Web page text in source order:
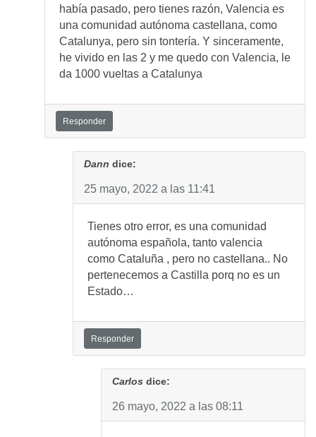
había pasado, pero tienes razón, Valencia es
una comunidad autónoma castellana, como
Catalunya, pero sin tontería. Y sinceramente,
he vivido en las 2 y me quedo con Valencia, le
da 1000 vueltas a Catalunya
Responder
Dann dice:
25 mayo, 2022 a las 11:41
Tienes otro error, es una comunidad
autónoma española, tanto valencia
como Cataluña , pero no castellana.. No
pertenecemos a Castilla porq no es un
Estado…
Responder
Carlos dice:
26 mayo, 2022 a las 08:11